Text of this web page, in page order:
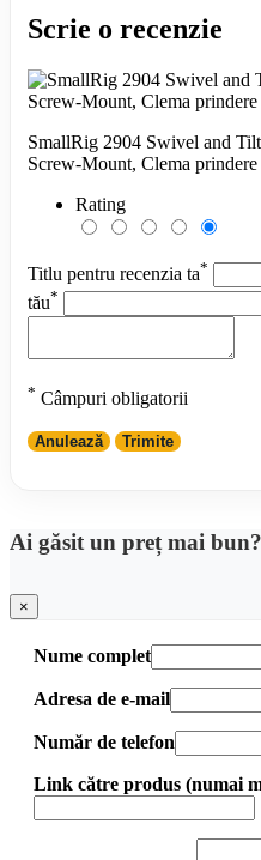
Scrie o recenzie
SmallRig 2904 Swivel and
Screw-Mount, Clema
Rating
Titlu pentru recenzia ta*
tău*
* Câmpuri obligatorii
Anulează Trimite
Ai găsit un preț mai bun?
×
Nume complet
Adresa de e-mail
Număr de telefon
Link către produs (numai